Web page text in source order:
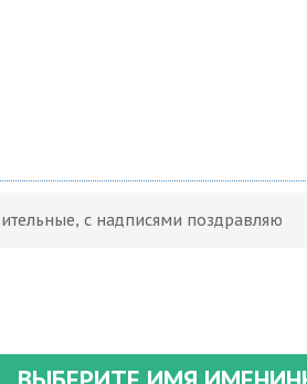
с надписями поздравляю